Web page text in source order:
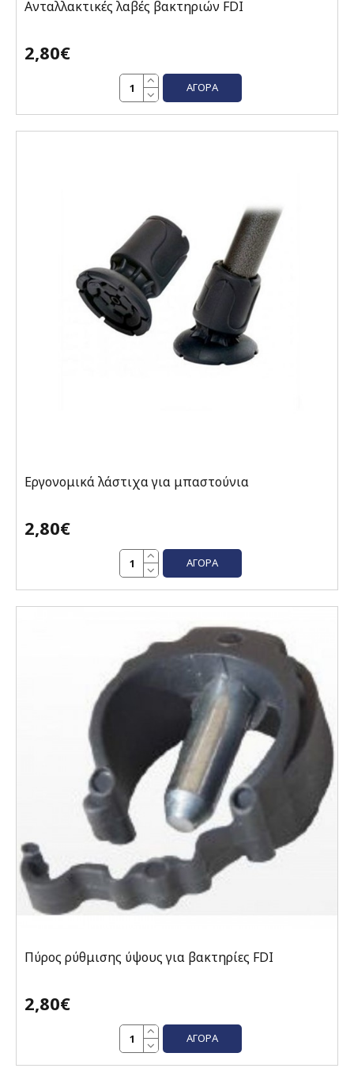
Ανταλλακτικές λαβές βακτηριών FDI
2,80€
ΑΓΟΡΆ
Εργονομικά λάστιχα για μπαστούνια
2,80€
ΑΓΟΡΆ
Πύρος ρύθμισης ύψους για βακτηρίες FDI
2,80€
ΑΓΟΡΆ